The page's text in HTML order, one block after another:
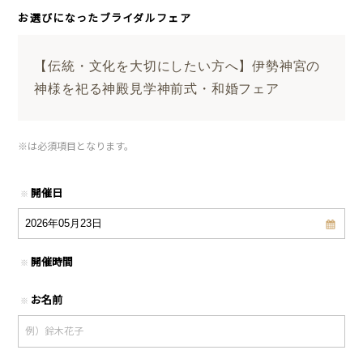
お選びになったブライダルフェア
【伝統・文化を大切にしたい方へ】伊勢神宮の
神様を祀る神殿見学神前式・和婚フェア
※は必須項目となります。
※ 開催日
※ 開催時間
※ お名前